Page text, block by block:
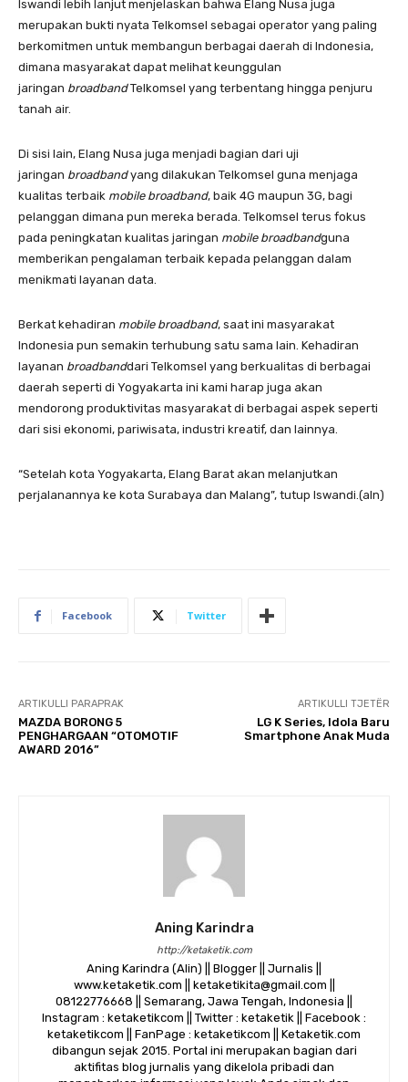
Iswandi lebih lanjut menjelaskan bahwa Elang Nusa juga
merupakan bukti nyata Telkomsel sebagai operator yang paling
berkomitmen untuk membangun berbagai daerah di Indonesia,
dimana masyarakat dapat melihat keunggulan
jaringan broadbandTelkomsel yang terbentang hingga penjuru
tanah air.
Di sisi lain, Elang Nusa juga menjadi bagian dari uji
jaringan broadbandyang dilakukan Telkomsel guna menjaga
kualitas terbaik mobile broadband, baik 4G maupun 3G, bagi
pelanggan dimana pun mereka berada. Telkomsel terus fokus
pada peningkatan kualitas jaringan mobile broadbandguna
memberikan pengalaman terbaik kepada pelanggan dalam
menikmati layanan data.
Berkat kehadiran mobile broadband, saat ini masyarakat
Indonesia pun semakin terhubung satu sama lain. Kehadiran
layanan broadbanddari Telkomsel yang berkualitas di berbagai
daerah seperti di Yogyakarta ini kami harap juga akan
mendorong produktivitas masyarakat di berbagai aspek seperti
dari sisi ekonomi, pariwisata, industri kreatif, dan lainnya.
“Setelah kota Yogyakarta, Elang Barat akan melanjutkan
perjalanannya ke kota Surabaya dan Malang”, tutup Iswandi.(aln)
Facebook Twitter
ARTIKULLI PARAPRAK
MAZDA BORONG 5
PENGHARGAAN “OTOMOTIF
AWARD 2016”
ARTIKULLI TJETËR
LG K Series, Idola Baru
Smartphone Anak Muda
Aning Karindra
http://ketaketik.com
Aning Karindra (Alin) || Blogger || Jurnalis ||
www.ketaketik.com || ketaketikita@gmail.com ||
08122776668 || Semarang, Jawa Tengah, Indonesia ||
Instagram : ketaketikcom || Twitter : ketaketik || Facebook :
ketaketikcom || FanPage : ketaketikcom || Ketaketik.com
dibangun sejak 2015. Portal ini merupakan bagian dari
aktifitas blog jurnalis yang dikelola pribadi dan